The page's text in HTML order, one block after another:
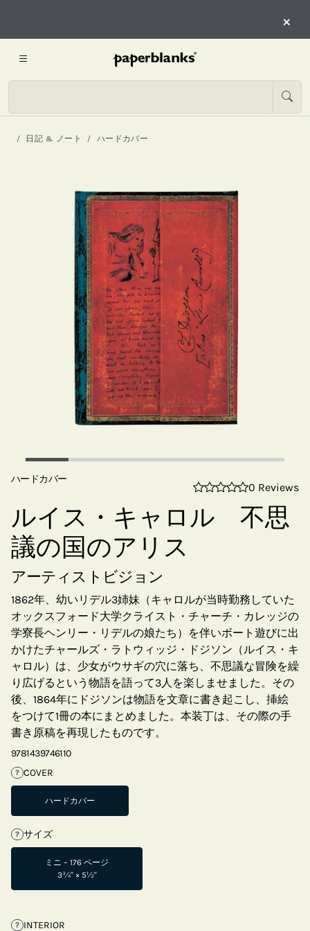
×
日記 & ノート ハードカバー
ハードカバー
0 Reviews
ルイス・キャロル 不思
議の国のアリス
アーティストビジョン
1862年、幼いリデル3姉妹（キャロルが当時勤務していた
オックスフォード大学クライスト・チャーチ・カレッジの
学寮長ヘンリー・リデルの娘たち）を伴いボート遊びに出
かけたチャールズ・ラトウィッジ・ドジソン（ルイス・キ
ャロル）は、少女がウサギの穴に落ち、不思議な冒険を繰
り広げるという物語を語って3人を楽しませました。その
後、1864年にドジソンは物語を文章に書き起こし、挿絵
をつけて1冊の本にまとめました。本装丁は、その際の手
書き原稿を再現したものです。
9781439746110
? COVER
ハードカバー
? サイズ
ミニ – 176 ページ
3¾" × 5½"
? INTERIOR